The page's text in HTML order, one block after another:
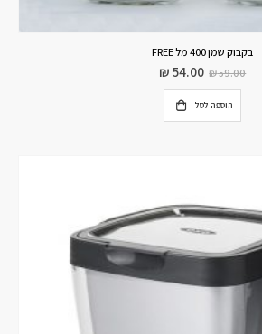
בקבוק שמן 400 מל FREE
₪59.00
₪ 54.00
הוספה לסל